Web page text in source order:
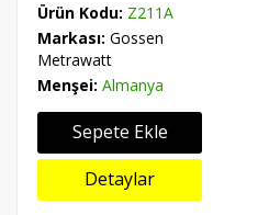
Ürün Kodu: Z211A
Markası: Gossen
Metrawatt
Menşei: Almanya
Sepete Ekle
Detaylar